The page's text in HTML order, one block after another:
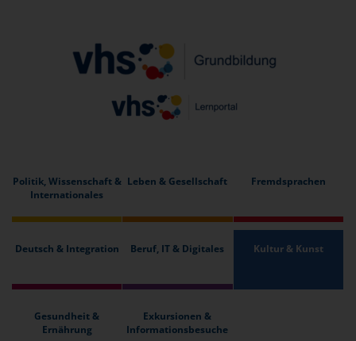
Politik, Wissenschaft &
Internationales
Leben & Gesellschaft Fremdsprachen
Deutsch & Integration Beruf, IT & Digitales Kultur & Kunst
Gesundheit &
Ernährung
Exkursionen &
Informationsbesuche